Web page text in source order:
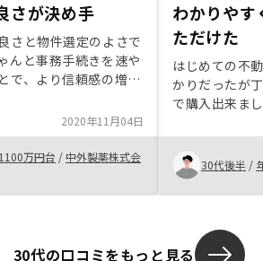
さが決め手
さと物件選定のよさで
んと事務手続きを速や
で、より信頼感の増す
かに行って頂くこと
す手続きになるのでは
2020年11月04日
万円台 / 中外製薬株式会
わかりやす
ただけた
はじめての不
かりだったが
で購入出来ま
くり進められ
討出来ると思
30代後半 /
30代の口コミをもっと見る